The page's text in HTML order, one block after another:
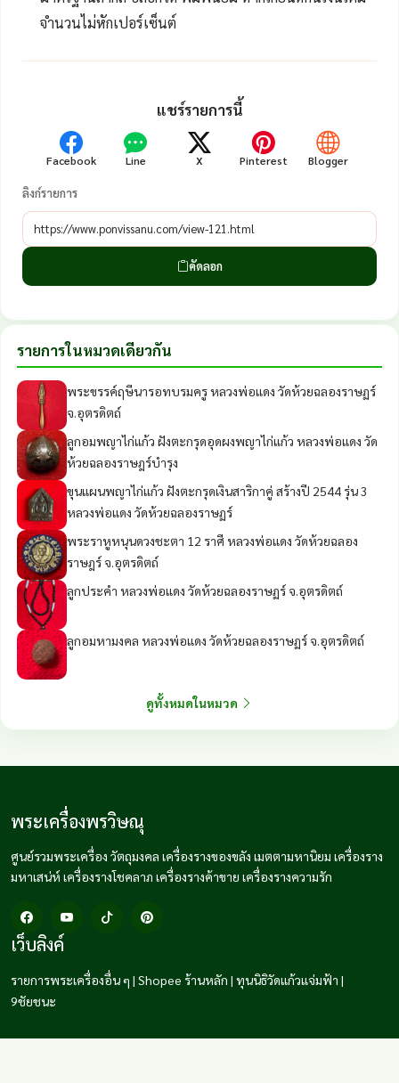
จำนวนไม่หักเปอร์เซ็นต์
แชร์รายการนี้
Facebook Line X Pinterest Blogger
ลิงก์รายการ
คัดลอก
รายการในหมวดเดียวกัน
พระขรรค์ฤษีนารอทบรมครู หลวงพ่อแดง วัดห้วยฉลองราษฏร์
จ.อุตรดิตถ์
ลูกอมพญาไก่แก้ว ฝังตะกรุดอุดผงพญาไก่แก้ว หลวงพ่อแดง วัด
ห้วยฉลองราษฎร์บำรุง
ขุนแผนพญาไก่แก้ว ฝังตะกรุดเงินสาริกาคู่ สร้างปี 2544 รุ่น 3
หลวงพ่อแดง วัดห้วยฉลองราษฏร์
พระราหูหนุนดวงชะตา 12 ราศี หลวงพ่อแดง วัดห้วยฉลอง
ราษฎร์ จ.อุตรดิตถ์
ลูกประคำ หลวงพ่อแดง วัดห้วยฉลองราษฏร์ จ.อุตรดิตถ์
ลูกอมหามงคล หลวงพ่อแดง วัดห้วยฉลองราษฏร์ จ.อุตรดิตถ์
ดูทั้งหมดในหมวด
พระเครื่องพรวิษณุ
ศูนย์รวมพระเครื่อง วัตถุมงคล เครื่องรางของขลัง เมตตามหานิยม เครื่องราง
มหาเสน่ห์ เครื่องรางโชคลาภ เครื่องรางค้าขาย เครื่องรางความรัก
เว็บลิงค์
รายการพระเครื่องอื่น ๆ | Shopee ร้านหลัก | ทุนนิธิวัดแก้วแจ่มฟ้า |
9ชัยชนะ